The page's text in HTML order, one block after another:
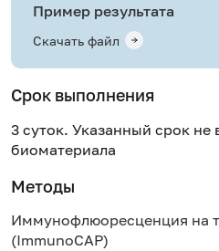
Пример результата
Скачать файл
Срок выполнения
3 суток. Указанный срок не
биоматериала
Методы
Иммунофлюоресценция на
(ImmunoCAP)